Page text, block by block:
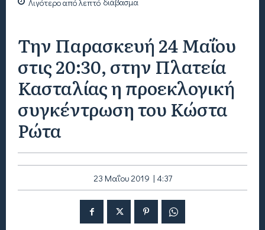
Λιγότερο απόλεπτό διάβασμα
Την Παρασκευή 24 Μαΐου
στις 20:30, στην Πλατεία
Κασταλίας η προεκλογική
συγκέντρωση του Κώστα
Ρώτα
23 Μαΐου 2019 | 4:37